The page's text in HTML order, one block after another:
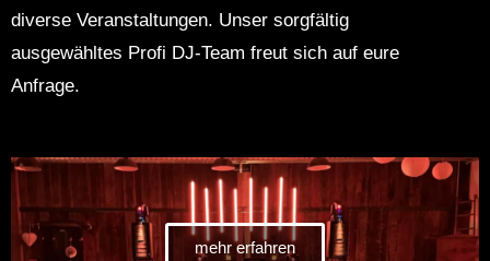
diverse Veranstaltungen. Unser sorgfältig
ausgewähltes Profi DJ-Team freut sich auf eure
Anfrage.
mehr erfahren